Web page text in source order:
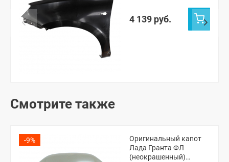
4 139 руб.
Смотрите также
-9%
Оригинальный капот
Лада Гранта ФЛ
(неокрашенный)